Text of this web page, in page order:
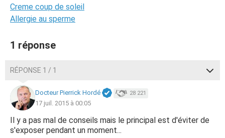
Creme coup de soleil
Allergie au sperme
1 réponse
RÉPONSE 1 / 1
Docteur Pierrick Hordé 28 221
17 juil. 2015 à 00:05
Il y a pas mal de conseils mais le principal est d'éviter de
s'exposer pendant un moment...